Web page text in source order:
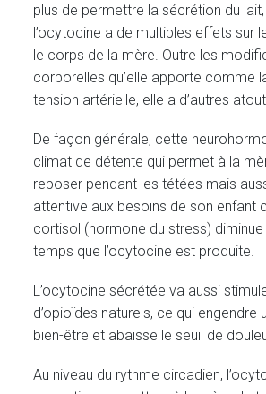
plus de permettre la sécrétion du
l’ocytocine a de multiples effets sur
le corps de la mère. Outre les
corporelles qu’elle apporte comme
tension artérielle, elle a d’autres
De façon générale, cette
climat de détente qui permet à la
reposer pendant les tétées mais
attentive aux besoins de son enfant
cortisol (hormone du stress)
temps que l’ocytocine est produite.
L’ocytocine sécrétée va aussi
d’opioïdes naturels, ce qui engendre
bien-être et abaisse le seuil de
Au niveau du rythme circadien,